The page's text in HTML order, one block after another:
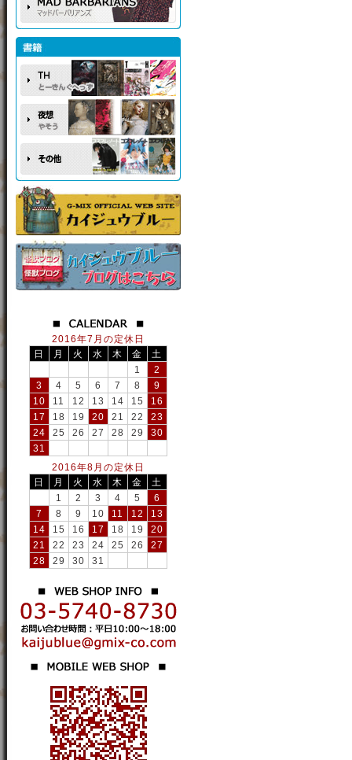
2016年7月の定休日
日
月 火 水 木 金
土
1
2
3
4 5 6 7 8
9
10
11 12 13 14 15
16
17
18 19 20 21 22
23
24
25 26 27 28 29
30
31
2016年8月の定休日
日
月 火 水 木 金
土
1
2 3 4 5
6
7
8 9 10 11 12
13
14
15 16 17 18 19
20
21
22 23 24 25 26
27
28
29 30 31